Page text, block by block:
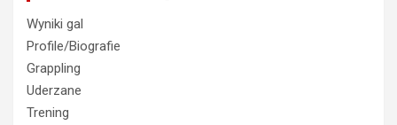
Wyniki gal
Profile/Biografie
Grappling
Uderzane
Trening